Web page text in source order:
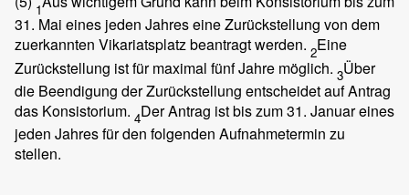
1
31. Mai eines jeden Jahres eine Zurückstellung von dem
zuerkannten Vikariatsplatz beantragt werden. 2Eine
Zurückstellung ist für maximal fünf Jahre möglich. 3Über
die Beendigung der Zurückstellung entscheidet auf Antrag
das Konsistorium. 4Der Antrag ist bis zum 31. Januar eines
jeden Jahres für den folgenden Aufnahmetermin zu
stellen.